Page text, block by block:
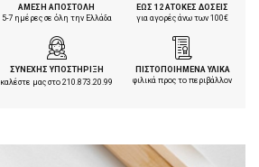
ΑΜΕΣΗ ΑΠΟΣΤΟΛΗ
5-7 ημέρες σε όλη την Ελλάδα
ΕΩΣ 12 ΑΤΟΚΕΣ ΔΟΣΕΙΣ
για αγορές άνω των 100€
ΣΥΝΕΧΗΣ ΥΠΟΣΤΗΡΙΞΗ
καλέστε μας στο210.873.20.99
ΠΙΣΤΟΠΟΙΗΜΕΝΑ ΥΛΙΚΑ
φιλικά προς το περιβάλλον